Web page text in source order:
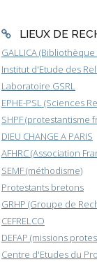
LIEUX DE
GALLICA
Institut d'Etude des
Laboratoire GSRL
EPHE-PSL (Sciences
SHPF (protestantisme
DIEU CHANGE A PARIS
AFHRC (Association
SEMF (méthodisme)
Protestants bretons
GRHP (Groupe de
CEFRELCO
DEFAP (missions
Centre d'Etudes du